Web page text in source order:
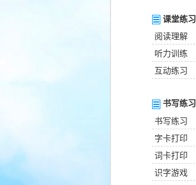
课堂练习
阅读理解
听力训练
互动练习
书写练习
书写练习
字卡打印
词卡打印
识字游戏